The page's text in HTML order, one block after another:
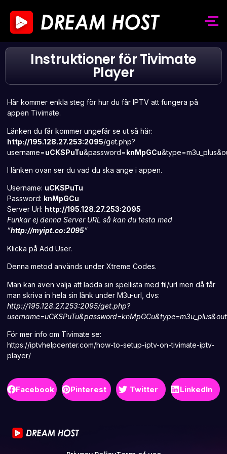
Instruktioner för Tivimate
Player
Här kommer enkla steg för hur du får IPTV att fungera på
appen Tivimate.
Länken du får kommer ungefär se ut så här:
http://195.128.27.253:2095/get.php?
username=uCKSPuTu&password=knMpGCu
I länken ovan ser du vad du ska ange i appen.
Username: uCKSPuTu
Password: knMpGCu
Server Url: http://195.128.27.253:2095
Funkar ej denna Server URL så kan du testa med
”http://myipt.co:2095”
Klicka på Add User.
Denna metod används under Xtreme Codes.
Man kan även välja att ladda sin spellista med fil/url men då får
man skriva in hela sin länk under M3u-url, dvs:
http://195.128.27.253:2095/get.php?
För mer info om Tivimate se:
https://iptvhelpcenter.com/how-to-setup-iptv-on-tivimate-iptv-
player/
Facebook Pinterest Twitter LinkedIn